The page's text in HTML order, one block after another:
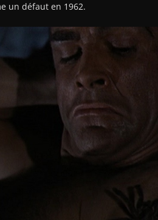
un défaut en 1962.